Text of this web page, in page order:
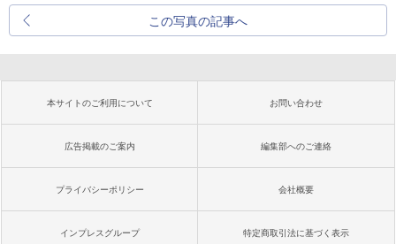
この写真の記事へ
本サイトのご利用について お問い合わせ
広告掲載のご案内 編集部へのご連絡
プライバシーポリシー 会社概要
インプレスグループ 特定商取引法に基づく表示